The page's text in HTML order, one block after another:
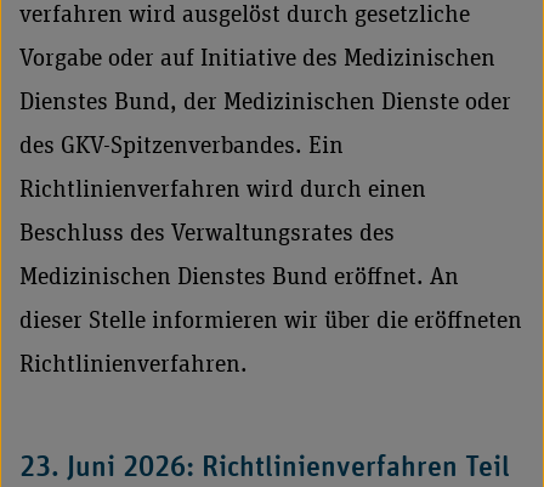
verfahren wird ausgelöst durch gesetzliche
Vorgabe oder auf Initiative des Medizinischen
Dienstes Bund, der Medizinischen Dienste oder
des GKV-Spitzenverbandes. Ein
Richtlinienverfahren wird durch einen
Beschluss des Verwaltungsrates des
Medizinischen Dienstes Bund eröffnet. An
dieser Stelle informieren wir über die eröffneten
Richtlinienverfahren.
23. Juni 2026: Richtlinienverfahren Teil